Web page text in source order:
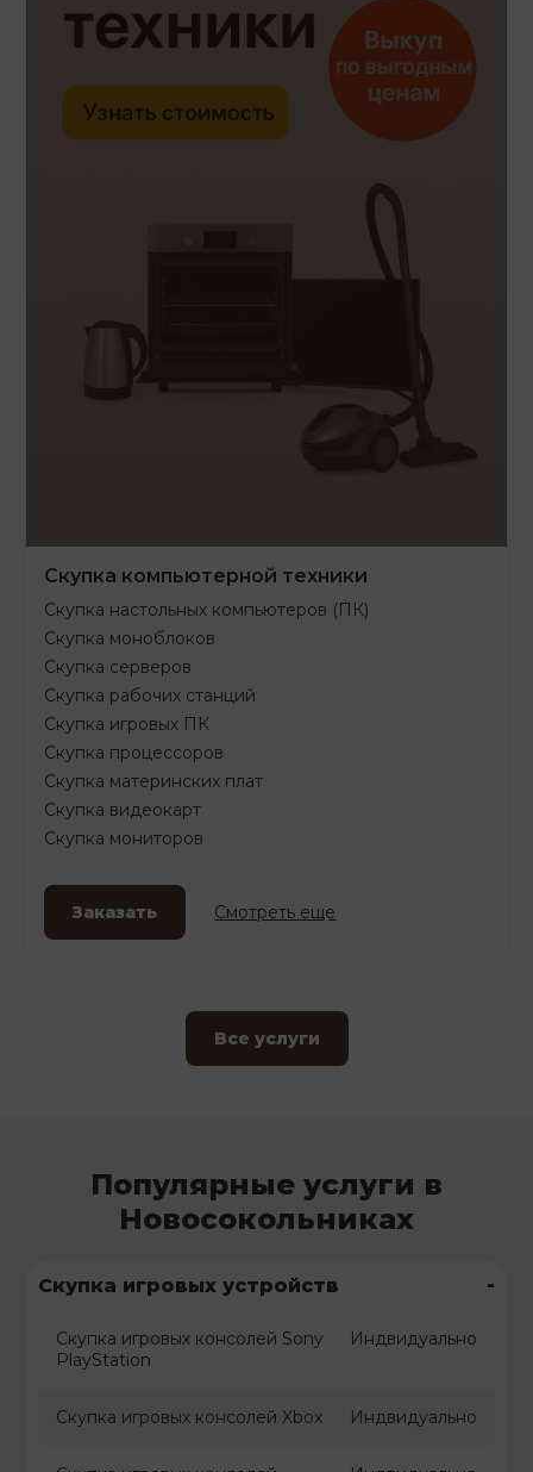
Скупка компьютерной техники
Скупка настольных компьютеров (ПК)
Скупка моноблоков
Скупка серверов
Скупка рабочих станций
Скупка игровых ПК
Скупка процессоров
Скупка материнских плат
Скупка видеокарт
Скупка мониторов
Заказать Смотреть еще
Все услуги
Популярные услуги в
Новосокольниках
Скупка игровых устройств -
Скупка игровых консолей Sony
PlayStation
Индвидуально
Скупка игровых консолей Xbox Индвидуально